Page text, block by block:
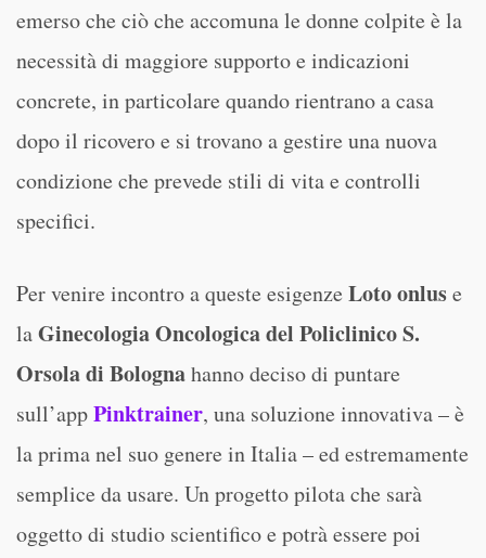
emerso che ciò che accomuna le donne colpite è la
necessità di maggiore supporto e indicazioni
concrete, in particolare quando rientrano a casa
dopo il ricovero e si trovano a gestire una nuova
condizione che prevede stili di vita e controlli
specifici.
Per venire incontro a queste esigenze Loto onluse
laGinecologia Oncologica del Policlinico S.
Orsola di Bolognahanno deciso di puntare
sull’appPinktrainer, una soluzione innovativa – è
la prima nel suo genere in Italia – ed estremamente
semplice da usare. Un progetto pilota che sarà
oggetto di studio scientifico e potrà essere poi